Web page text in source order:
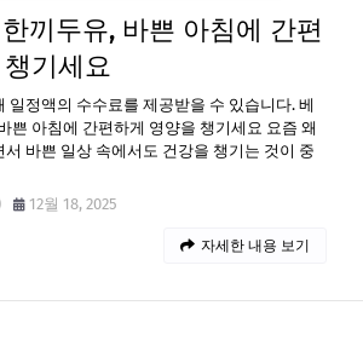
끼두유, 바쁜 아침에 간편
기세요
일정액의 수수료를 제공받을 수 있습니다. 베
쁜 아침에 간편하게 영양을 챙기세요 요즘 왜
바쁜 일상 속에서도 건강을 챙기는 것이 중
12월 18, 2025
자세한 내용 보기